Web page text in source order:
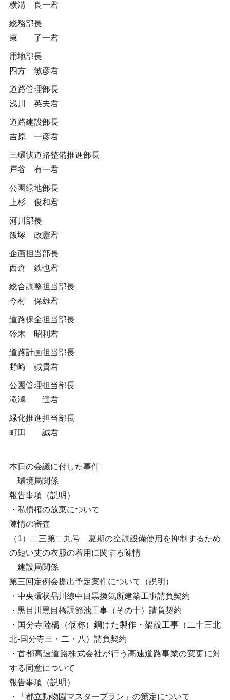
横溝 良一君
総務部長
東 了一君
用地部長
四方 敏彦君
道路管理部長
浅川 英夫君
道路建設部長
吉原 一彦君
三環状道路整備推進部長
戸谷 有一君
公園緑地部長
上杉 俊和君
河川部長
飯塚 政憲君
企画担当部長
西倉 鉄也君
総合調整担当部長
今村 保雄君
道路保全担当部長
鈴木 昭利君
道路計画担当部長
野崎 誠貴君
公園管理担当部長
滝澤 達君
緑化推進担当部長
町田 誠君
本日の会議に付した事件
環境局関係
報告事項（説明）
・私債権の放棄について
陳情の審査
（1）二三第二九号 夏期の空調設備使用を抑制するため
の短い丈の衣服の着用に関する陳情
建設局関係
第三回定例会提出予定案件について（説明）
・中央環状品川線中目黒換気所建築工事請負契約
・黒目川黒目橋調節池工事（その十）請負契約
・国分寺陸橋（仮称）鋼けた製作・架設工事（二十三北
北-国分寺三・二・八）請負契約
・首都高速道路株式会社が行う高速道路事業の変更に対
する同意について
報告事項（説明）
・「都立動物園マスタープラン」の策定について